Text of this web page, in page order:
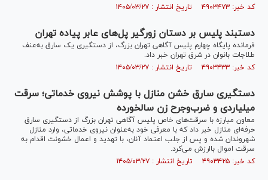
کد خبر: ۴۹۰۳۴۷۳ تاریخ انتشار : ۱۴۰۵/۰۳/۲۷
دستبند پلیس بر دستان زورگیر پل‌های عابر پیاده تهران
فرمانده پایگاه چهارم پلیس آگاهی تهران بزرگ، از دستگیری یک سارق به‌عنف
طلاجات بانوان در شرق تهران خبر داد.
کد خبر: ۴۹۰۳۴۳۳ تاریخ انتشار : ۱۴۰۵/۰۳/۲۷
دستگیری سارق خشن منازل با پوشش نیروی خدماتی؛ سرقت
میلیاردی و ضرب‌وجرح زن سالخورده
معاون مبارزه با سرقت‌های خاص پلیس آگاهی تهران بزرگ از دستگیری سارق
حرفه‌ای منازل خبر داد که با معرفی خود به‌عنوان نیروی خدماتی، وارد منازل
شهروندان شده و پس از جلب اعتماد آنان، با تهدید و اعمال خشونت اقدام به
سرقت اموال باارزش می‌کرد.
کد خبر: ۴۹۰۳۴۲۵ تاریخ انتشار : ۱۴۰۵/۰۳/۲۷